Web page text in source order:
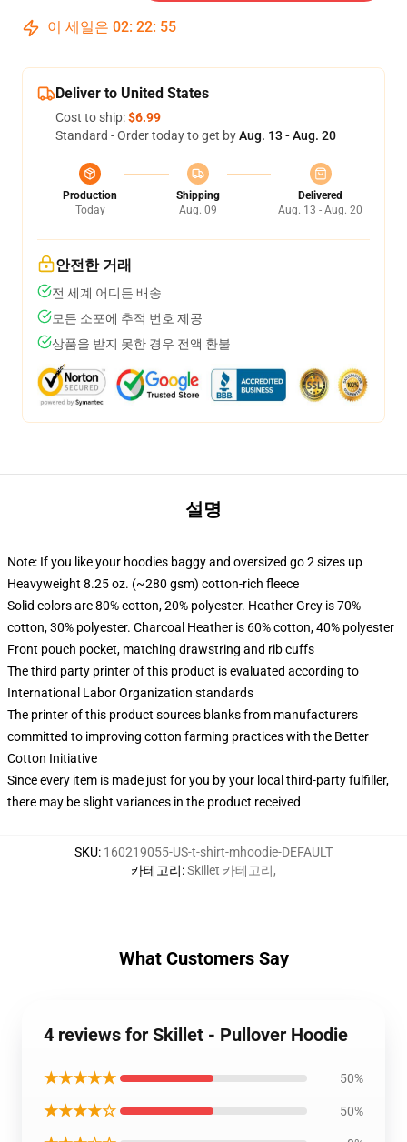
이 세일은 02: 22: 54
Deliver to United States
Cost to ship:$6.99
Standard - Order today to get byAug. 13 - Aug. 20
Production
Today
Shipping
Aug. 09
Delivered
Aug. 13 - Aug. 20
안전한 거래
전 세계 어디든 배송
모든 소포에 추적 번호 제공
상품을 받지 못한 경우 전액 환불
설명
Note: If you like your hoodies baggy and oversized go 2 sizes up
Heavyweight 8.25 oz. (~280 gsm) cotton-rich fleece
Solid colors are 80% cotton, 20% polyester. Heather Grey is 70%
cotton, 30% polyester. Charcoal Heather is 60% cotton, 40% polyester
Front pouch pocket, matching drawstring and rib cuffs
The third party printer of this product is evaluated according to
International Labor Organization standards
The printer of this product sources blanks from manufacturers
committed to improving cotton farming practices with the Better
Cotton Initiative
Since every item is made just for you by your local third-party fulfiller,
there may be slight variances in the product received
SKU: 160219055-US-t-shirt-mhoodie-DEFAULT
카테고리:Skillet 카테고리,
What Customers Say
4 reviews for Skillet - Pullover Hoodie
★★★★★ 50%
★★★★☆ 50%